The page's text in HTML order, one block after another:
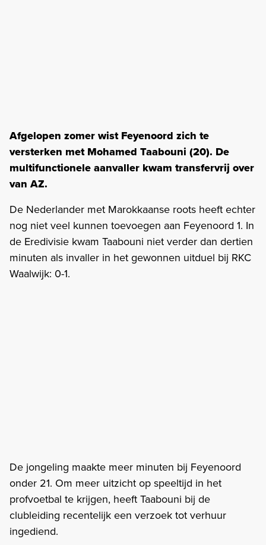
Afgelopen zomer wist Feyenoord zich te
versterken met Mohamed Taabouni (20). De
multifunctionele aanvaller kwam transfervrij over
van AZ.
De Nederlander met Marokkaanse roots heeft echter
nog niet veel kunnen toevoegen aan Feyenoord 1. In
de Eredivisie kwam Taabouni niet verder dan dertien
minuten als invaller in het gewonnen uitduel bij RKC
Waalwijk: 0-1.
De jongeling maakte meer minuten bij Feyenoord
onder 21. Om meer uitzicht op speeltijd in het
profvoetbal te krijgen, heeft Taabouni bij de
clubleiding recentelijk een verzoek tot verhuur
ingediend.